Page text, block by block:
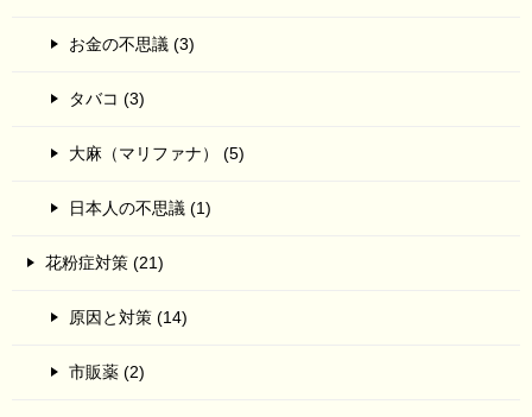
お金の不思議 (3)
タバコ (3)
大麻（マリファナ） (5)
日本人の不思議 (1)
花粉症対策 (21)
原因と対策 (14)
市販薬 (2)